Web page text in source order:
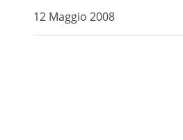
12 Maggio 2008